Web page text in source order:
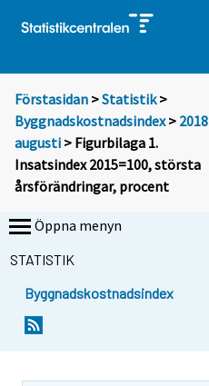
Förstasidan >Statistik >
Byggnadskostnadsindex> 2018
augusti > Figurbilaga 1.
Insatsindex 2015=100, största
årsförändringar, procent
Öppna menyn
STATISTIK
Byggnadskostnadsindex